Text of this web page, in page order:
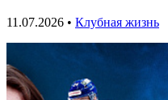
11.07.2026 • Клубная жизнь